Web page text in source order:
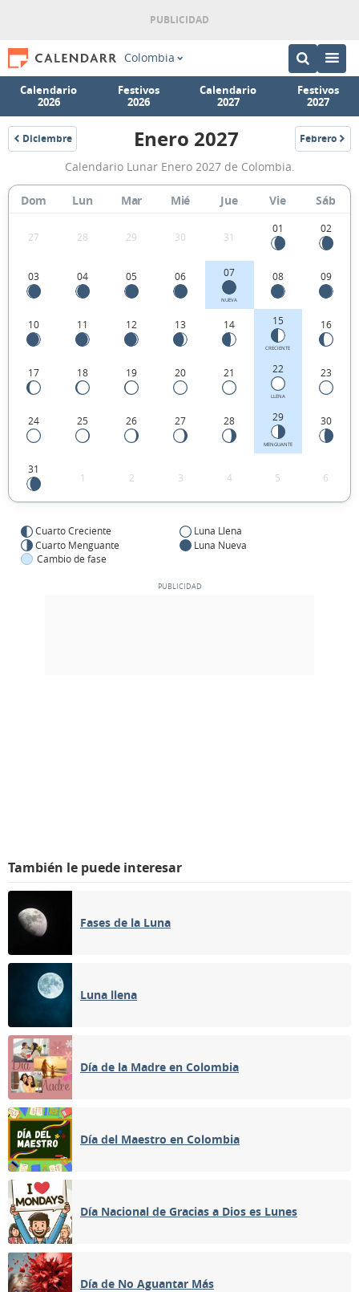
Colombia
Calendario
2026
Festivos
2026
Calendario
2027
Festivos
2027
Diciembre
2026
Calendario
Lunar
Enero
Colombia.
Enero 2027 Febrero
2027
Calendario Lunar Enero 2027 de Colombia.
Dom Lun Mar Mié Jue Vie Sáb
27 28 29 30 31
01 02
03 04 05 06 07
NUEVA
08 09
10 11 12 13 14 15
CRECIENTE
16
17 18 19 20 21 22
LLENA
23
24 25 26 27 28 29
MENGUANTE
30
31
1 2 3 4 5 6
Cuarto Creciente
Luna Llena
Cuarto Menguante
Luna Nueva
Cambio de fase
También le puede interesar
Fases de la Luna
Luna llena
Día de la Madre en Colombia
Día del Maestro en Colombia
Día Nacional de Gracias a Dios es Lunes
Día de No Aguantar Más